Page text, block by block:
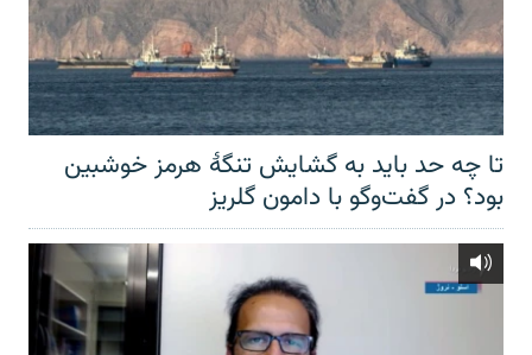
تا چه حد باید به گشایش تنگهٔ هرمز خوشبین
بود؟ در گفت‌وگو با دامون گلریز